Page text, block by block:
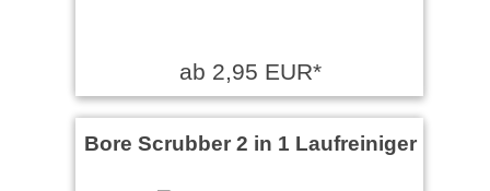
ab 2,95 EUR*
Bore Scrubber 2 in 1 Laufreiniger